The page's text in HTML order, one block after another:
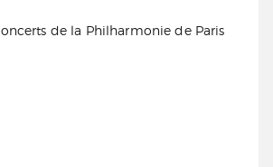
de la Philharmonie de Paris